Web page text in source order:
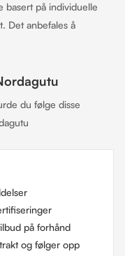
basert på individuelle
Det anbefales å
du følge disse
på forhånd
og følger opp